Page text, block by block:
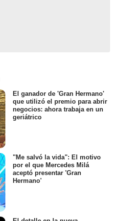
El ganador de 'Gran Hermano'
que utilizó el premio para abrir
negocios: ahora trabaja en un
geriátrico
"Me salvó la vida": El motivo
por el que Mercedes Milá
aceptó presentar 'Gran
Hermano'